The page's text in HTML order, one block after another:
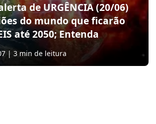
de URGÊNCIA (20/06)
do mundo que ficarão
até 2050; Entenda
| 3 min de leitura